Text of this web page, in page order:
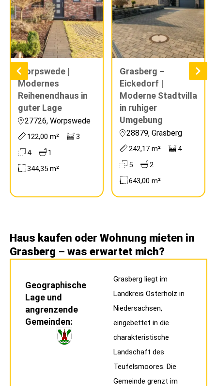
Worpswede |
Modernes
Reihenendhaus in
guter Lage
27726, Worpswede
122,00 m²
3
4
1
344,35 m²
Grasberg –
Eickedorf |
Moderne Stadtvilla
in ruhiger
Umgebung
28879, Grasberg
242,17 m²
4
5
2
643,00 m²
Haus kaufen oder Wohnung mieten in
Grasberg – was erwartet mich?
Geographische
Lage und
angrenzende
Gemeinden:
Grasberg liegt im
Landkreis Osterholz in
Niedersachsen,
eingebettet in die
charakteristische
Landschaft des
Teufelsmoores. Die
Gemeinde grenzt im